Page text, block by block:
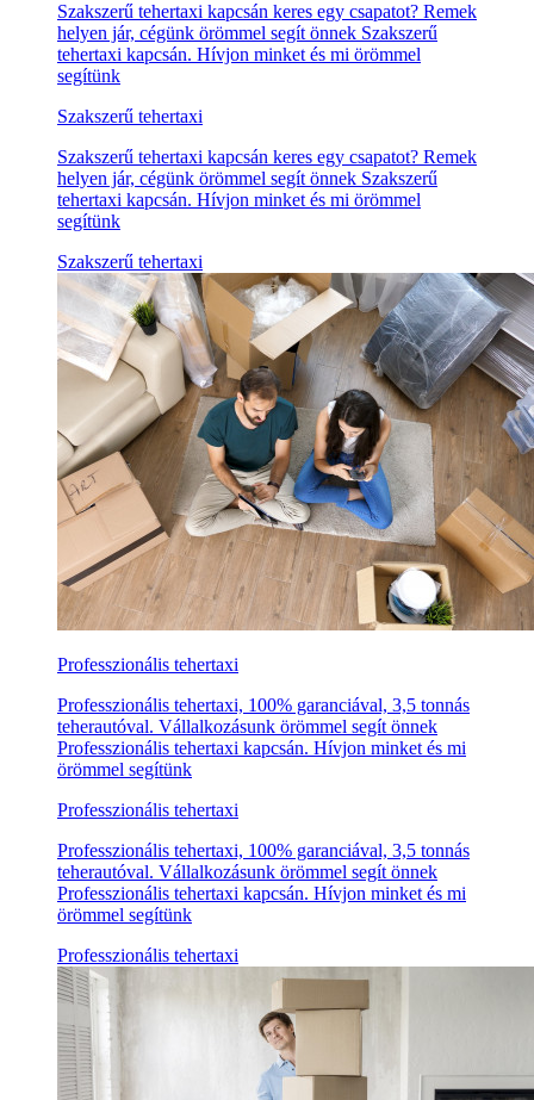
Szakszerű tehertaxi kapcsán keres egy csapatot? Remek
helyen jár, cégünk örömmel segít önnek Szakszerű
tehertaxi kapcsán. Hívjon minket és mi örömmel
segítünk
Szakszerű tehertaxi
Szakszerű tehertaxi kapcsán keres egy csapatot? Remek
helyen jár, cégünk örömmel segít önnek Szakszerű
tehertaxi kapcsán. Hívjon minket és mi örömmel
segítünk
Szakszerű tehertaxi
Professzionális tehertaxi
Professzionális tehertaxi, 100% garanciával, 3,5 tonnás
teherautóval. Vállalkozásunk örömmel segít önnek
Professzionális tehertaxi kapcsán. Hívjon minket és mi
örömmel segítünk
Professzionális tehertaxi
Professzionális tehertaxi, 100% garanciával, 3,5 tonnás
teherautóval. Vállalkozásunk örömmel segít önnek
Professzionális tehertaxi kapcsán. Hívjon minket és mi
örömmel segítünk
Professzionális tehertaxi